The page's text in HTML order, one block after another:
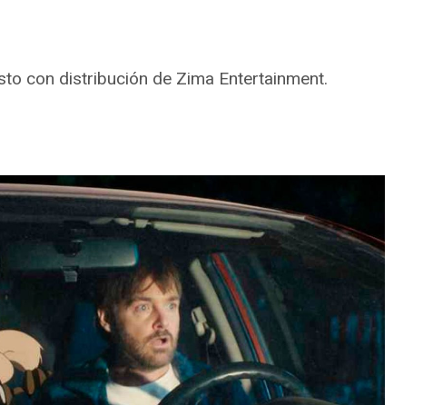
con distribución de Zima Entertainment.